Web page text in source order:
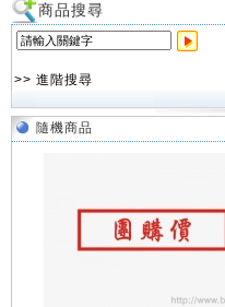
商品搜尋
>> 進階搜尋
隨機商品